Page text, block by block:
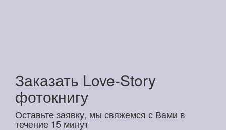
Заказать Love-Story
фотокнигу
Оставьте заявку, мы свяжемся с Вами в
течение 15 минут